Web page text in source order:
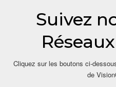
Suivez
Cliquez sur les boutons ci-
de